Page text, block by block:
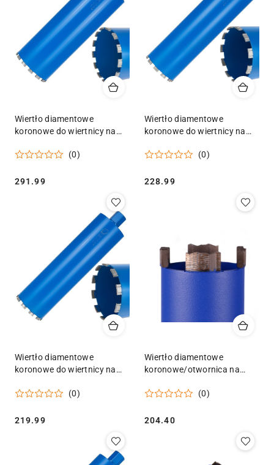
Wiertło diamentowe
koronowe do wiertnicy na
152x10x450mm 13T 1.1/4"
(0)
Cena:
291.99
Wiertło diamentowe
koronowe do wiertnicy na
132x10x450mm 11T 1.1/4"
(0)
Cena:
228.99
Wiertło diamentowe
koronowe do wiertnicy na
122x10x450mm 10T 1.1/4"
(0)
Cena:
219.99
Wiertło diamentowe
koronowe/otwornica na
042x450-4x1 1/4 UNC
(0)
Cena:
204.40